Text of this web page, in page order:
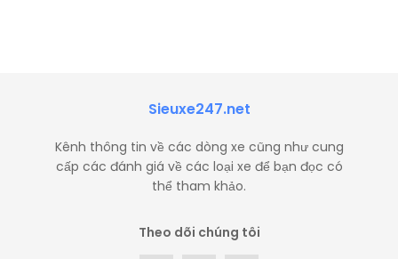
Sieuxe247.net
Kênh thông tin về các dòng xe cũng như cung
cấp các đánh giá về các loại xe để bạn đọc có
thể tham khảo.
Theo dõi chúng tôi